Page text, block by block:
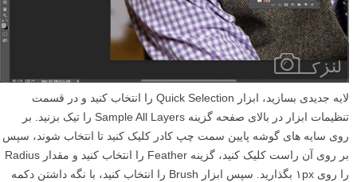
لایه جدیدی بسازید، ابزار Quick Selection را انتخاب کنید و در قسمت
تنظیمات ابزار در بالای صفحه گزینه Sample All Layers را تیک بزنید. بر
روی سایه های گوشه پایین سمت چپ کادر کلیک کنید تا انتخاب شوند، سپس
بر روی آن راست کلیک کنید، گزینه Feather را انتخاب کنید و مقدار Radius
را روی ۱px بگذارید. سپس ابزار Brush را انتخاب کنید، با نگه داشتن دکمه